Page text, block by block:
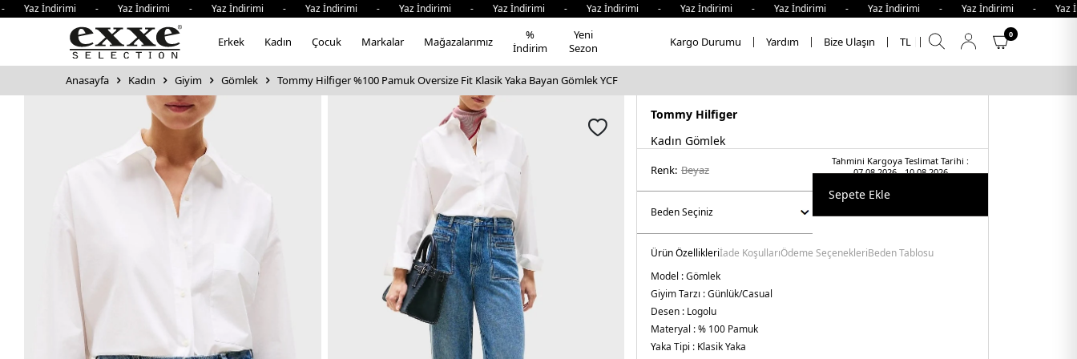
İndirimi - Yaz İndirimi - Yaz İndirimi - Yaz İndirimi - Yaz İndirimi - Yaz İndirimi - Yaz İndirimi - Yaz İndirimi - Yaz İndirimi - Yaz İndirimi - Yaz İndirimi -
Erkek Kadın Çocuk Markalar Mağazalarımız
%
İndirim
Yeni
Sezon
Kargo Durumu Yardım Bize Ulaşın TL
0
Anasayfa Kadın Giyim Gömlek Tommy Hilfiger %100 Pamuk Oversize Fit Klasik Yaka Bayan Gömlek YCF
Tommy Hilfiger
Kadın Gömlek
Tahmini Kargoya Teslimat Tarihi :
07.08.2026 - 10.08.2026
Renk: beyaz
Sepete Ekle
Ürün Özellikleriİade KoşullarıÖdeme SeçenekleriBeden Tablosu
Model :Gömlek
Giyim Tarzı :Günlük/Casual
Desen : Logolu
Materyal :% 100 Pamuk
Yaka Tipi : Klasik Yaka